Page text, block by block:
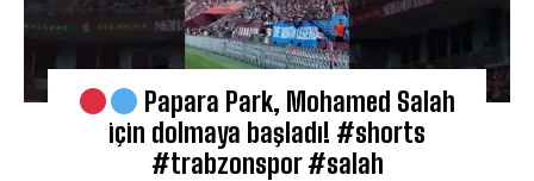
Papara Park, Mohamed Salah
için dolmaya başladı! #shorts
#trabzonspor #salah